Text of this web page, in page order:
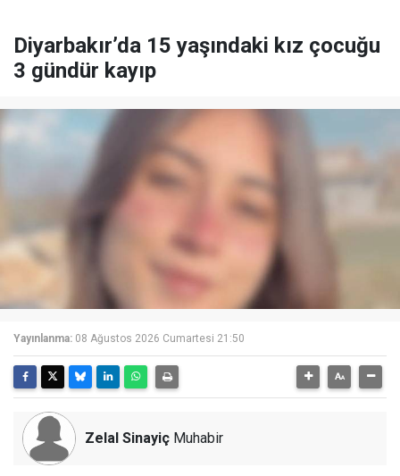
Diyarbakır’da 15 yaşındaki kız çocuğu
3 gündür kayıp
Yayınlanma: 08 Ağustos 2026 Cumartesi 21:50
Zelal Sinayiç Muhabir